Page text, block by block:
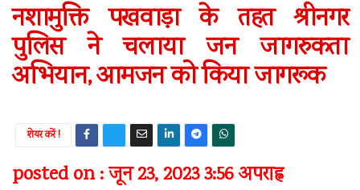
नशामुक्ति पखवाड़ा के तहत श्रीनगर
पुलिस ने चलाया जन जागरुकता
अभियान, आमजन को किया जागरूक
शेयर करें !
posted on : जून 23, 2023 3:56 अपराह्न